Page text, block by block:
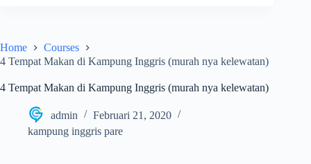
Home
Courses
4 Tempat Makan di Kampung Inggris (murah nya kelewatan)
4 Tempat Makan di Kampung Inggris (murah nya kelewatan)
admin
Februari 21, 2020
kampung inggris pare